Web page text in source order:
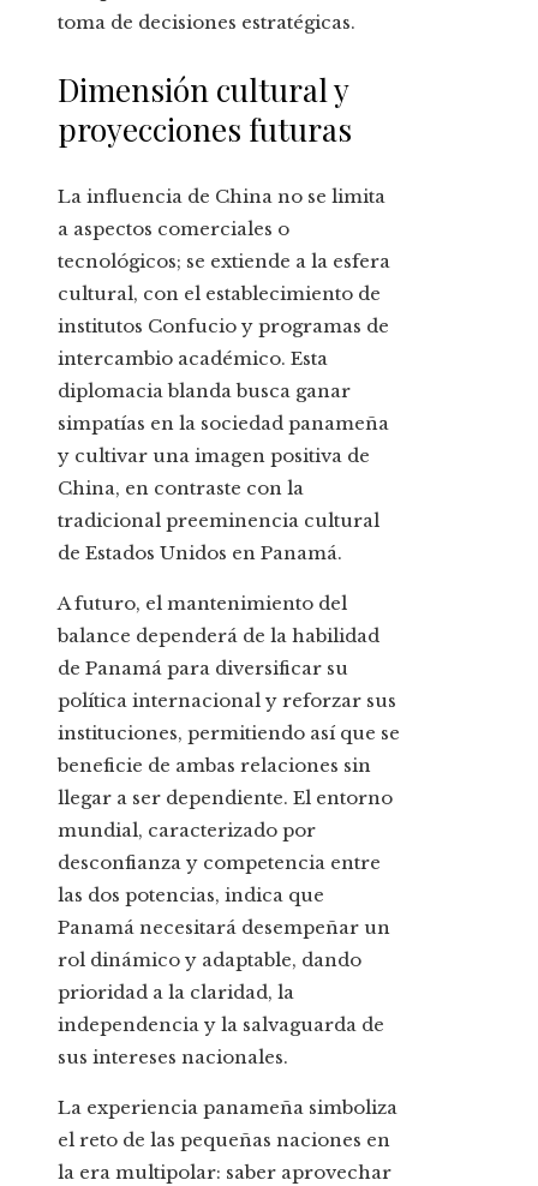
toma de decisiones estratégicas.
Dimensión cultural y
proyecciones futuras
La influencia de China no se limita
a aspectos comerciales o
tecnológicos; se extiende a la esfera
cultural, con el establecimiento de
institutos Confucio y programas de
intercambio académico. Esta
diplomacia blanda busca ganar
simpatías en la sociedad panameña
y cultivar una imagen positiva de
China, en contraste con la
tradicional preeminencia cultural
de Estados Unidos en Panamá.
A futuro, el mantenimiento del
balance dependerá de la habilidad
de Panamá para diversificar su
política internacional y reforzar sus
instituciones, permitiendo así que se
beneficie de ambas relaciones sin
llegar a ser dependiente. El entorno
mundial, caracterizado por
desconfianza y competencia entre
las dos potencias, indica que
Panamá necesitará desempeñar un
rol dinámico y adaptable, dando
prioridad a la claridad, la
independencia y la salvaguarda de
sus intereses nacionales.
La experiencia panameña simboliza
el reto de las pequeñas naciones en
la era multipolar: saber aprovechar